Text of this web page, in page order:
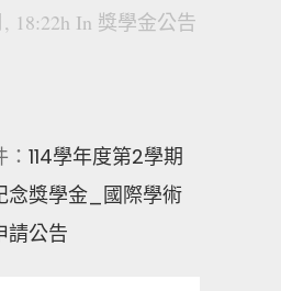
18:22h In 獎學金公告
114學年度第2學期
念獎學金_國際學術
請公告